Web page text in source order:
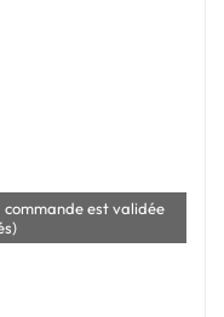
commande est validée